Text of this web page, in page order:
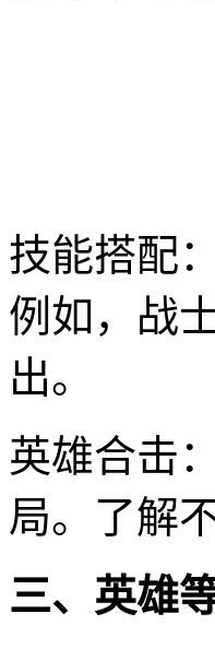
技能搭配
例如，战
出。
英雄合击
局。了解
三、英雄